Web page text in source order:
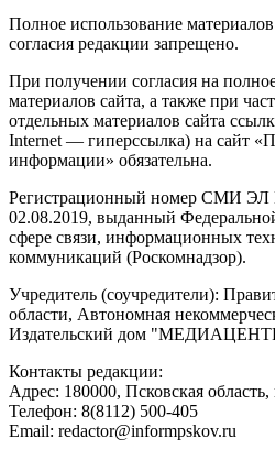
Полное использование
согласия редакции запрещено.
При получении согласия на
материалов сайта, а также при
отдельных материалов сайта
Internet — гиперссылка) на сайт
информации» обязательна.
Регистрационный номер СМИ
02.08.2019, выданный
сфере связи, информационных
коммуникаций (Роскомнадзор).
Учредитель (соучредители):
области, Автономная
Издательский дом
Контакты редакции:
Адреc: 180000, Псковская
Телефон: 8(8112) 500-405
Email: redactor@informpskov.ru